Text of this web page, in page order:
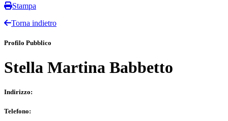
Stampa
Torna indietro
Profilo Pubblico
Stella Martina Babbetto
Indirizzo:
Telefono: